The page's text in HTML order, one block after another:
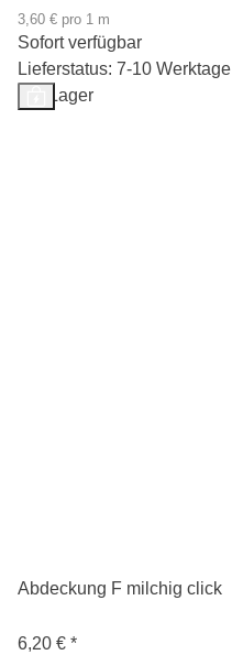
3,60 € pro 1 m
Sofort verfügbar
Lieferstatus: 7-10 Werktage
Auf Lager
Abdeckung F milchig click
6,20 € *